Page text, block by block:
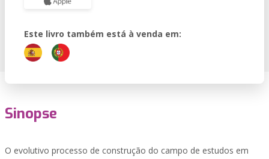
Este livro também está à venda em:
Sinopse
O evolutivo processo de construção do campo de estudos em